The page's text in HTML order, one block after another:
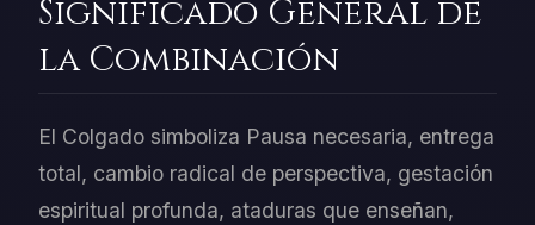
Significado General de
la Combinación
El Colgado simboliza Pausa necesaria, entrega
total, cambio radical de perspectiva, gestación
espiritual profunda, ataduras que enseñan,